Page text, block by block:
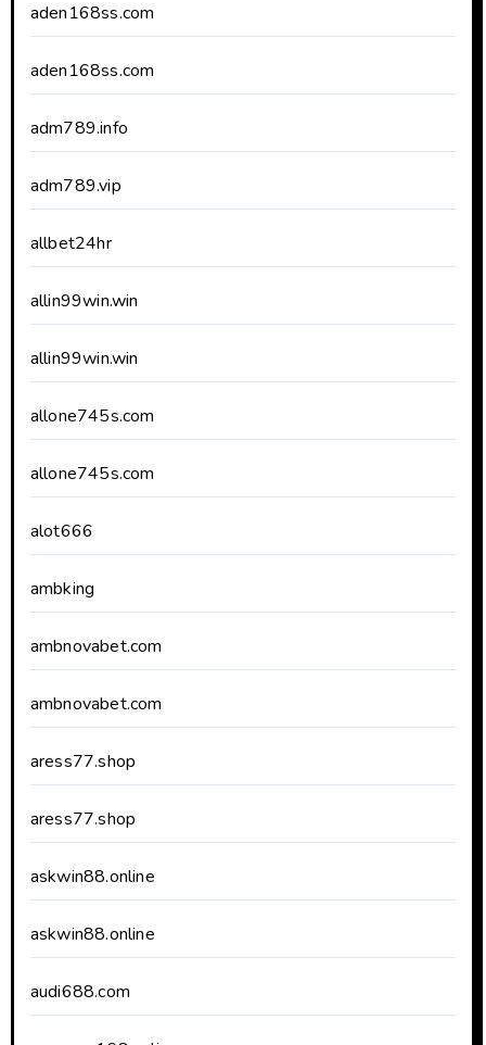
aden168ss.com
aden168ss.com
adm789.info
adm789.vip
allbet24hr
allin99win.win
allin99win.win
allone745s.com
allone745s.com
alot666
ambking
ambnovabet.com
ambnovabet.com
aress77.shop
aress77.shop
askwin88.online
askwin88.online
audi688.com